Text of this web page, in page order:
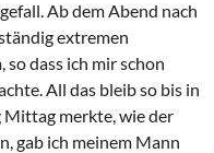
Ab dem Abend nach
extremen
dass ich mir schon
All das bleib so bis in
Mittag merkte, wie der
gab ich meinem Mann